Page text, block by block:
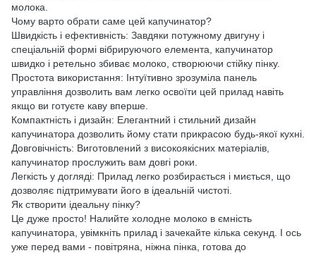
молока.
Чому варто обрати саме цей капучинатор?
Швидкість і ефективність: Завдяки потужному двигуну і
спеціальній формі вібрируючого елемента, капучинатор
швидко і ретельно збиває молоко, створюючи стійку пінку.
Простота використання: Інтуїтивно зрозуміла панель
управління дозволить вам легко освоїти цей прилад навіть
якщо ви готуєте каву вперше.
Компактність і дизайн: Елегантний і стильний дизайн
капучинатора дозволить йому стати прикрасою будь-якої кухні.
Довговічність: Виготовлений з високоякісних матеріалів,
капучинатор прослужить вам довгі роки.
Легкість у догляді: Прилад легко розбирається і миється, що
дозволяє підтримувати його в ідеальній чистоті.
Як створити ідеальну пінку?
Це дуже просто! Налийте холодне молоко в ємність
капучинатора, увімкніть прилад і зачекайте кілька секунд. І ось
уже перед вами - повітряна, ніжна пінка, готова до